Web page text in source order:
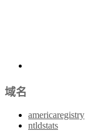
域名
americaregistry
ntldstats